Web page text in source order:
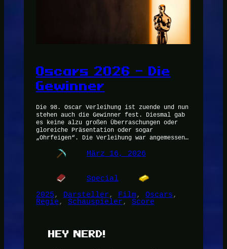
Oscars 2026 – Die
Gewinner
Die 98. Oscar Verleihung ist zuende und nun
stehen auch die Gewinner fest. Diesmal gab
es keine alzu großen Überraschungen oder
gloreiche Präsentation oder sogar
„Ohrfeigen“. Die Verleihung war angemessen…
März 16, 2026
Special
2025, Darsteller, Film, Oscars
Regie, Schauspieler, Score
HEY NERD!